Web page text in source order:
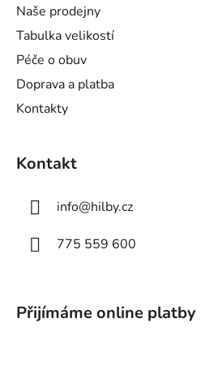
Naše prodejny
Tabulka velikostí
Péče o obuv
Doprava a platba
Kontakty
Kontakt
info@hilby.cz
775 559 600
Přijímáme online platby